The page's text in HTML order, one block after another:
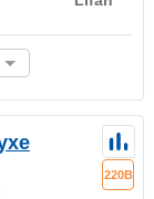
220В